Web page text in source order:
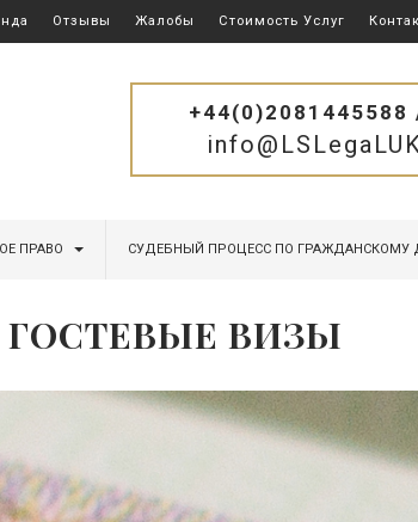
Отзывы Жалобы Стоимость Услуг
+44(0)2081445588
ПРАВО СУДЕБНЫЙ ПРОЦЕСС ПО ГРАЖДАНСКОМУ
ВИЗЫ